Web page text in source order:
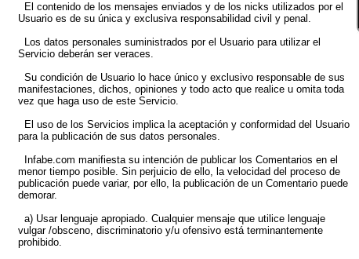
El contenido de los mensajes enviados y de los nicks utilizados por el
Usuario es de su única y exclusiva responsabilidad civil y penal.
Los datos personales suministrados por el Usuario para utilizar el
Servicio deberán ser veraces.
Su condición de Usuario lo hace único y exclusivo responsable de sus
manifestaciones, dichos, opiniones y todo acto que realice u omita toda
vez que haga uso de este Servicio.
El uso de los Servicios implica la aceptación y conformidad del Usuario
para la publicación de sus datos personales.
Infabe.com manifiesta su intención de publicar los Comentarios en el
menor tiempo posible. Sin perjuicio de ello, la velocidad del proceso de
publicación puede variar, por ello, la publicación de un Comentario puede
demorar.
a) Usar lenguaje apropiado. Cualquier mensaje que utilice lenguaje
vulgar /obsceno, discriminatorio y/u ofensivo está terminantemente
prohibido.